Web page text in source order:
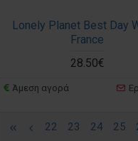
Lonely Planet Best Day
France
28.50€
Άμεση αγορά
22 23 24 25